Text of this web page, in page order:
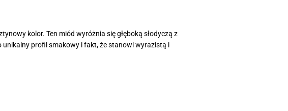
kolor. Ten miód wyróżnia się głęboką słodyczą z
unikalny profil smakowy i fakt, że stanowi wyrazistą i